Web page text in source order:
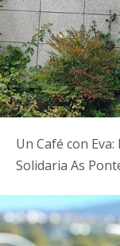
Un Café con
Solidaria As